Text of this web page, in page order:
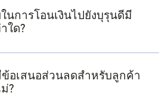
นการโอนเงินไปยังบุรุนดีมี
ใด?
ข้อเสนอส่วนลดสำหรับลูกค้า
?